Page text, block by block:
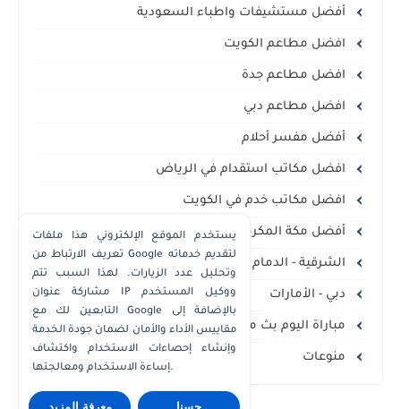
أفضل مستشيفات واطباء السعودية
افضل مطاعم الكويت
افضل مطاعم جدة
افضل مطاعم دبي
أفضل مفسر أحلام
افضل مكاتب استقدام في الرياض
افضل مكاتب خدم في الكويت
أفضل مكة المكرمة
الشرقية - الدمام الخبر
دبي - الأمارات
مباراة اليوم بث مباشر
منوعات
يستخدم الموقع الإلكتروني هذا ملفات
تعريف الارتباط من Google لتقديم خدماته
وتحليل عدد الزيارات. لهذا السبب تتم
مشاركة عنوان IP ووكيل المستخدم
التابعين لك مع Google بالإضافة إلى
مقاييس الأداء والأمان لضمان جودة الخدمة
وإنشاء إحصاءات الاستخدام واكتشاف
إساءة الاستخدام ومعالجتها.